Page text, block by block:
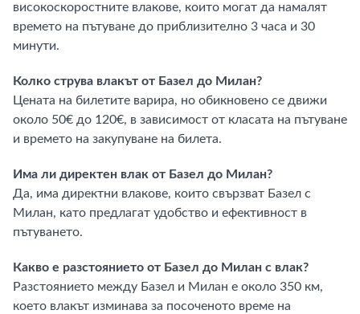
високоскоростните влакове, които могат да намалят
времето на пътуване до приблизително 3 часа и 30
минути.
Колко струва влакът от Базел до Милан?
Цената на билетите варира, но обикновено се движи
около 50€ до 120€, в зависимост от класата на пътуване
и времето на закупуване на билета.
Има ли директен влак от Базел до Милан?
Да, има директни влакове, които свързват Базел с
Милан, като предлагат удобство и ефективност в
пътуването.
Какво е разстоянието от Базел до Милан с влак?
Разстоянието между Базел и Милан е около 350 км,
което влакът изминава за посоченото време на